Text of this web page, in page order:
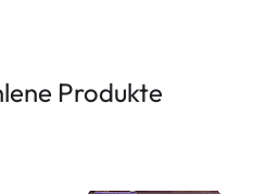
Produkte